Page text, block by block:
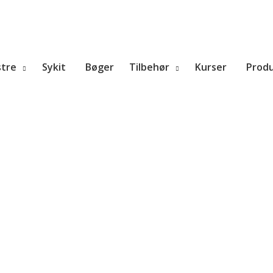
Sykit Bøger Tilbehør Kurser